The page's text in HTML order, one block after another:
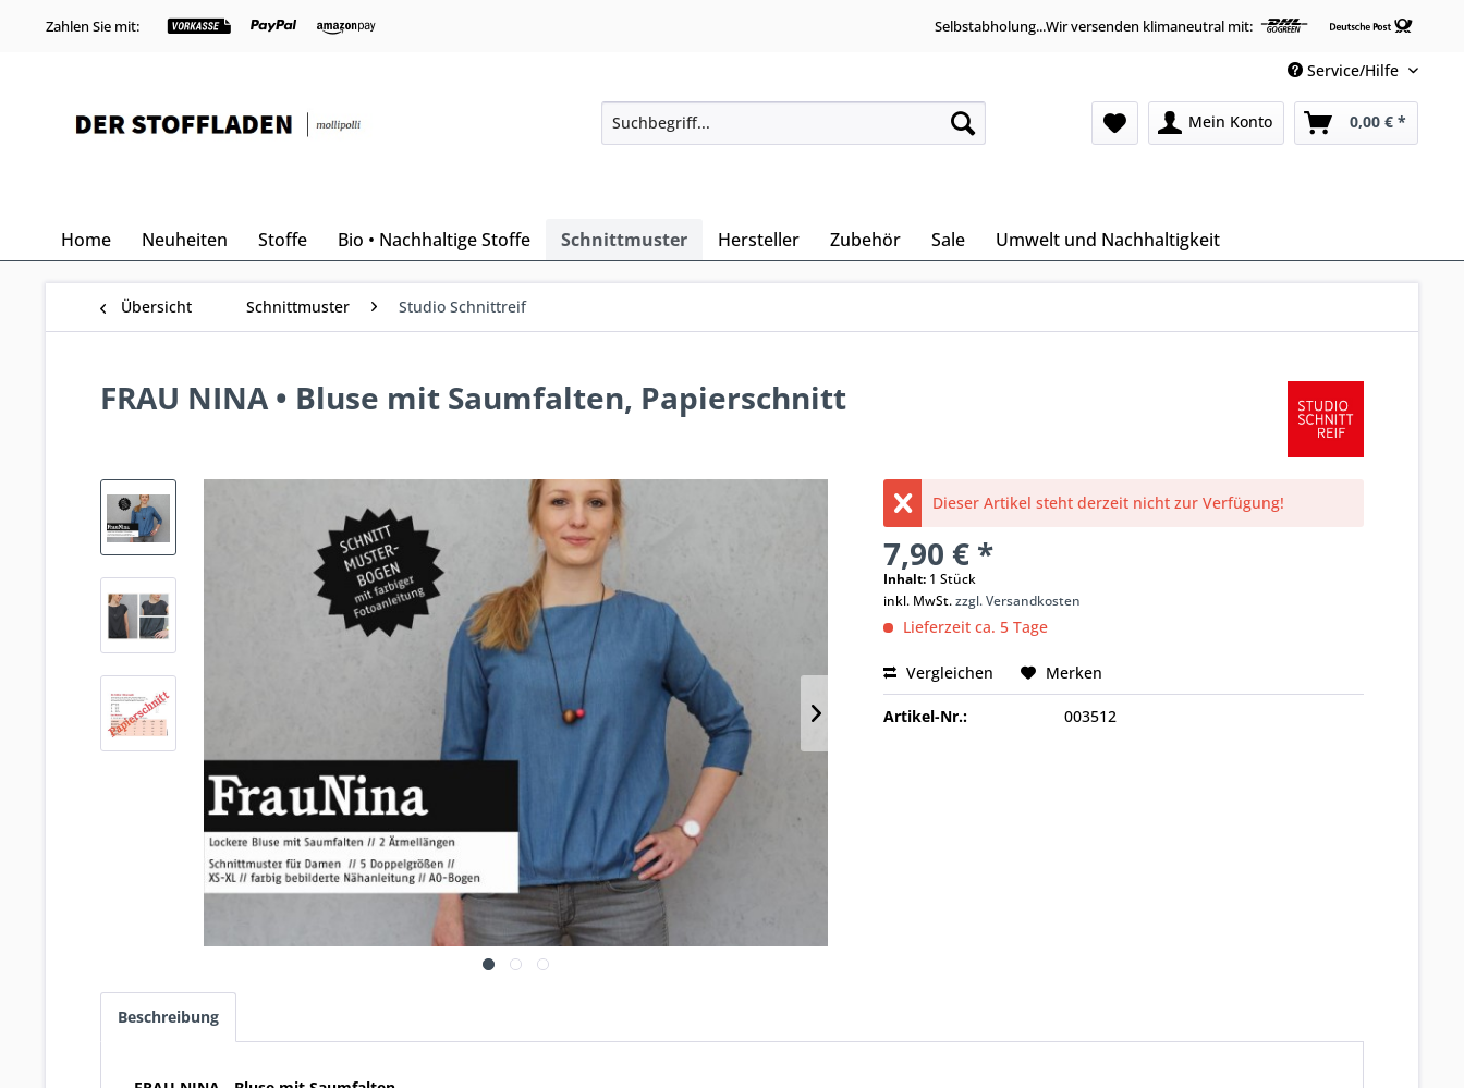
Zahlen Sie mit: Selbstabholung...Wir versenden klimaneutral mit:
Service/Hilfe
Mein Konto 0,00 € *
Home Neuheiten Stoffe Bio • Nachhaltige Stoffe Schnittmuster Hersteller Zubehör Sale Umwelt und Nachhaltigkeit
Übersicht Schnittmuster Studio Schnittreif
FRAU NINA • Bluse mit Saumfalten, Papierschnitt
Dieser Artikel steht derzeit nicht zur Verfügung!
7,90 € *
Inhalt: 1 Stück
inkl. MwSt.zzgl. Versandkosten
Lieferzeit ca. 5 Tage
Vergleichen Merken
Artikel-Nr.: 003512
Beschreibung